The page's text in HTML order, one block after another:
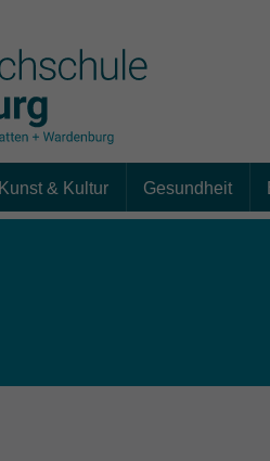
Kunst & Kultur Gesundheit